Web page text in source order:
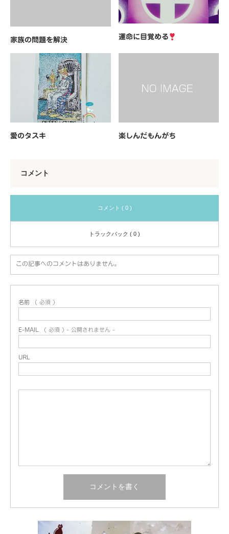
家族の問題を解決 運命に目覚める
愛のタスキ 楽しんだもんがち
コメント
コメント ( 0 )
トラックバック ( 0 )
この記事へのコメントはありません。
名前 ( 必須 )
E-MAIL ( 必須 ) - 公開されません -
URL